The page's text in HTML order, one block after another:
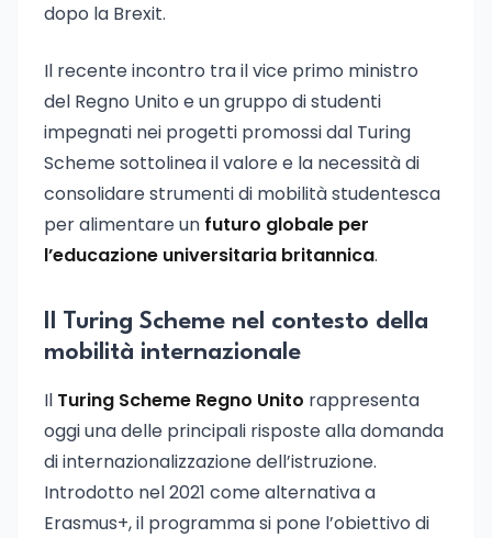
dopo la Brexit.
Il recente incontro tra il vice primo ministro
del Regno Unito e un gruppo di studenti
impegnati nei progetti promossi dal Turing
Scheme sottolinea il valore e la necessità di
consolidare strumenti di mobilità studentesca
per alimentare un futuro globale per
l’educazione universitaria britannica.
Il Turing Scheme nel contesto della
mobilità internazionale
Il Turing Scheme Regno Unito rappresenta
oggi una delle principali risposte alla domanda
di internazionalizzazione dell’istruzione.
Introdotto nel 2021 come alternativa a
Erasmus+, il programma si pone l’obiettivo di